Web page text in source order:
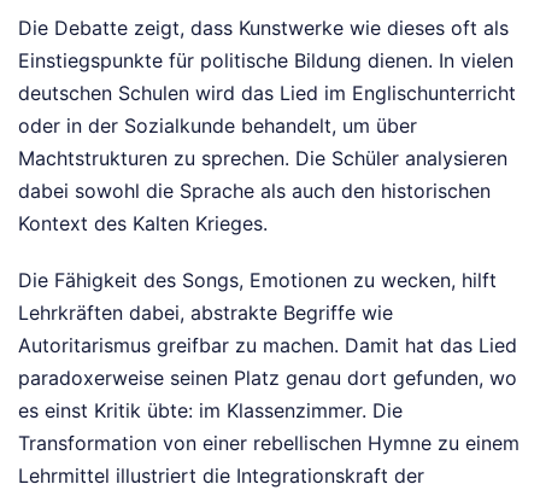
Die Debatte zeigt, dass Kunstwerke wie dieses oft als
Einstiegspunkte für politische Bildung dienen. In vielen
deutschen Schulen wird das Lied im Englischunterricht
oder in der Sozialkunde behandelt, um über
Machtstrukturen zu sprechen. Die Schüler analysieren
dabei sowohl die Sprache als auch den historischen
Kontext des Kalten Krieges.
Die Fähigkeit des Songs, Emotionen zu wecken, hilft
Lehrkräften dabei, abstrakte Begriffe wie
Autoritarismus greifbar zu machen. Damit hat das Lied
paradoxerweise seinen Platz genau dort gefunden, wo
es einst Kritik übte: im Klassenzimmer. Die
Transformation von einer rebellischen Hymne zu einem
Lehrmittel illustriert die Integrationskraft der